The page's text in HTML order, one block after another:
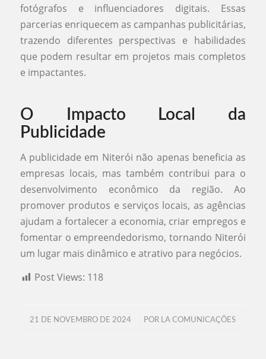
fotógrafos e influenciadores digitais. Essas
parcerias enriquecem as campanhas publicitárias,
trazendo diferentes perspectivas e habilidades
que podem resultar em projetos mais completos
e impactantes.
O Impacto Local da
Publicidade
A publicidade em Niterói não apenas beneficia as
empresas locais, mas também contribui para o
desenvolvimento econômico da região. Ao
promover produtos e serviços locais, as agências
ajudam a fortalecer a economia, criar empregos e
fomentar o empreendedorismo, tornando Niterói
um lugar mais dinâmico e atrativo para negócios.
Post Views: 118
21 DE NOVEMBRO DE 2024
/ POR LA COMUNICAÇÕES